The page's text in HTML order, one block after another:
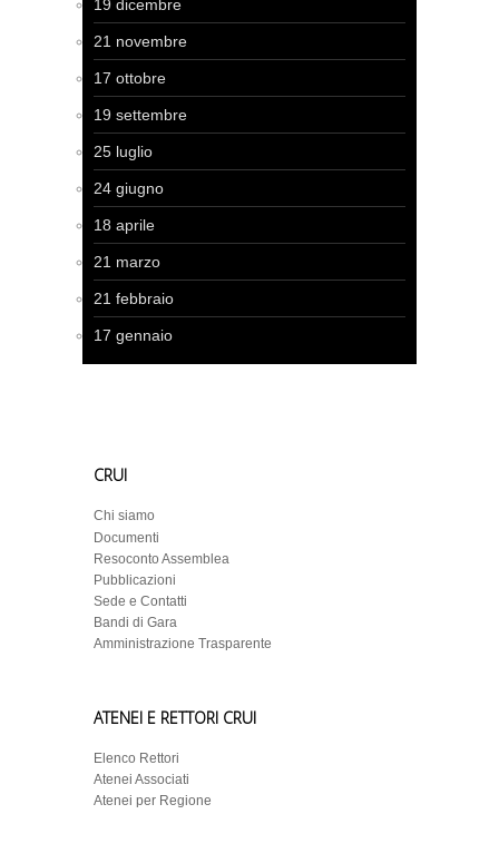
19 dicembre
21 novembre
17 ottobre
19 settembre
25 luglio
24 giugno
18 aprile
21 marzo
21 febbraio
17 gennaio
CRUI
Chi siamo
Documenti
Resoconto Assemblea
Pubblicazioni
Sede e Contatti
Bandi di Gara
Amministrazione Trasparente
ATENEI E RETTORI CRUI
Elenco Rettori
Atenei Associati
Atenei per Regione